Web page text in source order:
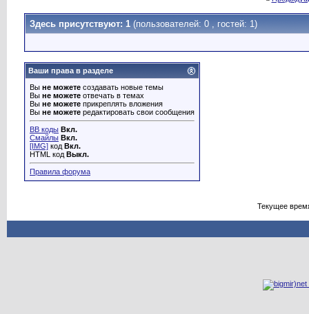
Здесь присутствуют: 1 (пользователей: 0 , гостей: 1)
Ваши права в разделе
Вы не можете создавать новые темы
Вы не можете отвечать в темах
Вы не можете прикреплять вложения
Вы не можете редактировать свои сообщения
BB коды Вкл.
Смайлы Вкл.
[IMG] код Вкл.
HTML код Выкл.
Правила форума
Текущее